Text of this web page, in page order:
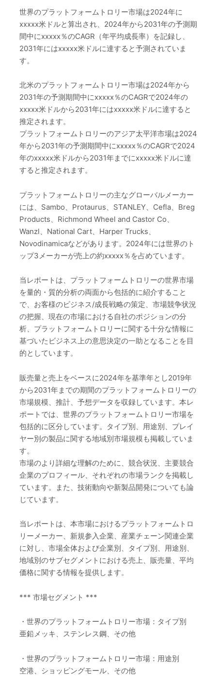
世界のプラットフォームトロリー市場は2024年に
xxxxx米ドルと算出され、2024年から2031年の予測期
間中にxxxxx％のCAGR（年平均成長率）を記録し、
2031年にはxxxxx米ドルに達すると予測されていま
す。
北米のプラットフォームトロリー市場は2024年から
2031年の予測期間中にxxxxx％のCAGRで2024年の
xxxxx米ドルから2031年にはxxxxx米ドルに達すると
推定されます。
プラットフォームトロリーのアジア太平洋市場は2024
年から2031年の予測期間中にxxxxx％のCAGRで2024
年のxxxxx米ドルから2031年までにxxxxx米ドルに達
すると推定されます。
プラットフォームトロリーの主なグローバルメーカー
には、Sambo、Protaurus、STANLEY、Cefla、Breg
Products、Richmond Wheel and Castor Co、
Wanzl、National Cart、Harper Trucks、
Novodinamicaなどがあります。2024年には世界のト
ップ3メーカーが売上の約xxxxx％を占めています。
当レポートは、プラットフォームトロリーの世界市場
を量的・質的分析の両面から包括的に紹介すること
で、お客様のビジネス/成長戦略の策定、市場競争状況
の把握、現在の市場における自社のポジションの分
析、プラットフォームトロリーに関する十分な情報に
基づいたビジネス上の意思決定の一助となることを目
的としています。
販売量と売上をベースに2024年を基準年とし2019年
から2031年までの期間のプラットフォームトロリーの
市場規模、推計、予想データを収録しています。本レ
ポートでは、世界のプラットフォームトロリー市場を
包括的に区分しています。タイプ別、用途別、プレイ
ヤー別の製品に関する地域別市場規模も掲載していま
す。
市場のより詳細な理解のために、競合状況、主要競合
企業のプロフィール、それぞれの市場ランクを掲載し
ています。また、技術動向や新製品開発についても論
じています。
当レポートは、本市場におけるプラットフォームトロ
リーメーカー、新規参入企業、産業チェーン関連企業
に対し、市場全体および企業別、タイプ別、用途別、
地域別のサブセグメントにおける売上、販売量、平均
価格に関する情報を提供します。
*** 市場セグメント ***
・世界のプラットフォームトロリー市場：タイプ別
亜鉛メッキ、ステンレス鋼、その他
・世界のプラットフォームトロリー市場：用途別
空港、ショッピングモール、その他